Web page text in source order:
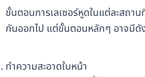
ขั้นตอนการเลเซอร์หูดในแต่ละสถา
กันออกไป แต่ขั้นตอนหลักๆ อาจมีดั
ทำความสะอาดใบหน้า